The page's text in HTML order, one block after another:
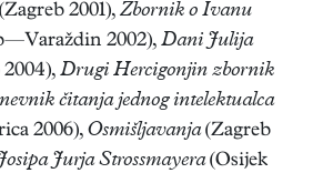
(Zagreb 2001), Zbornik o Ivanu
2002), Dani Julija
Drugi Hercigonjin zbornik
čitanja jednog intelektualca
2006), Osmišljavanja(Zagreb
Jurja Strossmayera(Osijek